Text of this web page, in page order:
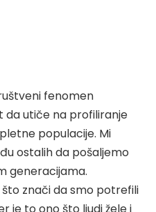
fenomen
da utiče na profiliranje
populacije. Mi
ostalih da pošaljemo
generacijama.
znači da smo potrefili
je to ono što ljudi žele i